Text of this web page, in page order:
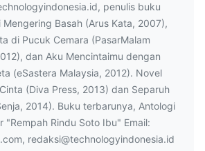
penulis buku
Mengering Basah (Arus Kata, 2007),
di Pucuk Cemara (PasarMalam
dan Aku Mencintaimu dengan
(eSastera Malaysia, 2012). Novel
(Diva Press, 2013) dan Separuh
2014). Buku terbarunya, Antologi
"Rempah Rindu Soto Ibu" Email:
redaksi@technologyindonesia.id